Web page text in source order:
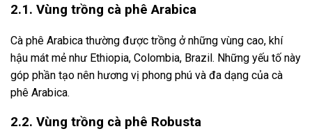
2.1. Vùng trồng cà phê Arabica
Cà phê Arabica thường được trồng ở những vùng cao, khí
hậu mát mẻ như Ethiopia, Colombia, Brazil. Những yếu tố này
góp phần tạo nên hương vị phong phú và đa dạng của cà
phê Arabica.
2.2. Vùng trồng cà phê Robusta